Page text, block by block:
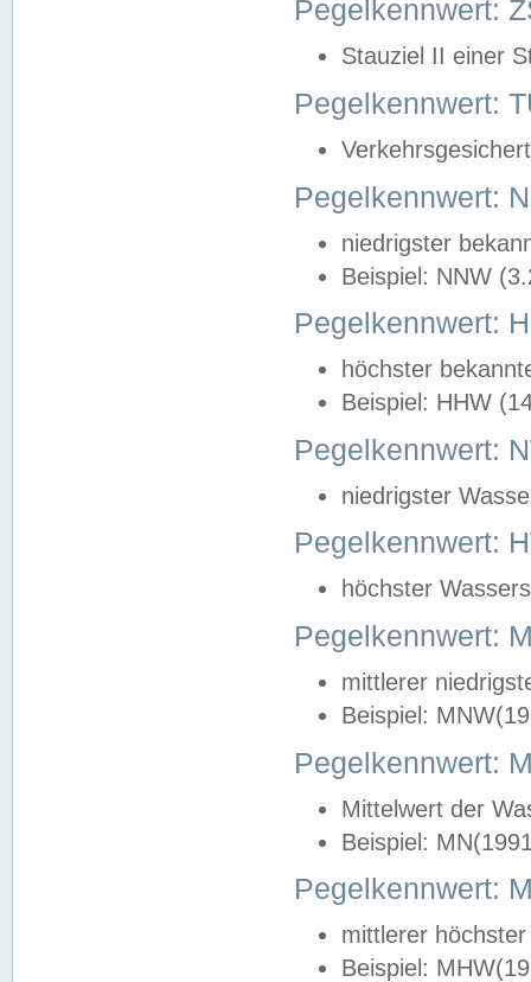
Pegelkennwert:
Stauziel II einer
Pegelkennwert:
Pegelkennwert:
niedrigster
Beispiel: NNW
Pegelkennwert:
höchster
Beispiel: HHW
Pegelkennwert:
niedrigster
Pegelkennwert:
höchster
Pegelkennwert:
mittlerer
Beispiel:
Pegelkennwert:
Mittelwert der
Beispiel:
Pegelkennwert:
mittlerer
Beispiel: